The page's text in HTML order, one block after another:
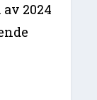
2024